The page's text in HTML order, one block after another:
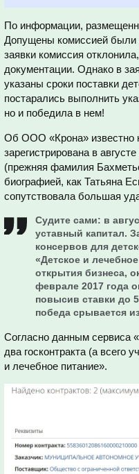
По информации,
Допущены комиссией
заявки комиссия
документации. Однако в
указаны сроки поставки
постарались выполнить
но и победила в нем!
Об ООО «Крона» известно
зарегистрирована в
(прежняя фамилия
биографией, как Татьяна
сопутствовала большая
Судите сами: в
уставный капитал.
консервов для
«Детское и
открытия бизнеса,
феврале 2017 года
повысив ставки до
победа срывается
Согласно данным сервиса
два госконтракта (а всего
и лечебное питание».